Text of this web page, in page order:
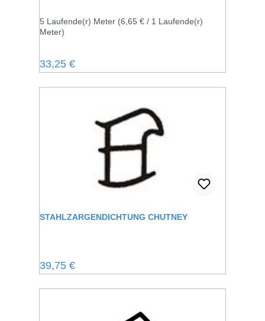
5 Laufende(r) Meter (6,65 € / 1 Laufende(r)
Meter)
Regulärer Preis:
33,25 €
STAHLZARGENDICHTUNG CHUTNEY
Regulärer Preis:
39,75 €